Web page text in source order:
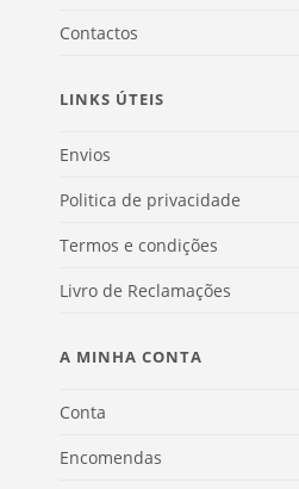
Contactos
LINKS ÚTEIS
Envios
Politica de privacidade
Termos e condições
Livro de Reclamações
A MINHA CONTA
Conta
Encomendas